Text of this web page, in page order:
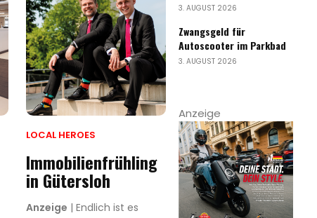
LOCAL HEROES
Immobilienfrühling
in Gütersloh
Anzeige | Endlich ist es
3. AUGUST 2026
Zwangsgeld für
Autoscooter im Parkbad
3. AUGUST 2026
Anzeige